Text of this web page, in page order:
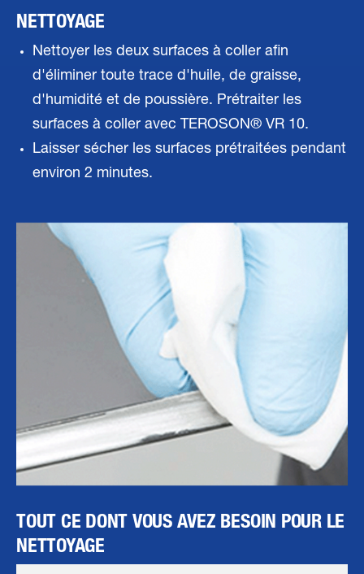
NETTOYAGE
Nettoyer les deux surfaces à coller afin
d'éliminer toute trace d'huile, de graisse,
d'humidité et de poussière. Prétraiter les
surfaces à coller avec TEROSON® VR 10.
Laisser sécher les surfaces prétraitées pendant
environ 2 minutes.
TOUT CE DONT VOUS AVEZ BESOIN POUR LE
NETTOYAGE